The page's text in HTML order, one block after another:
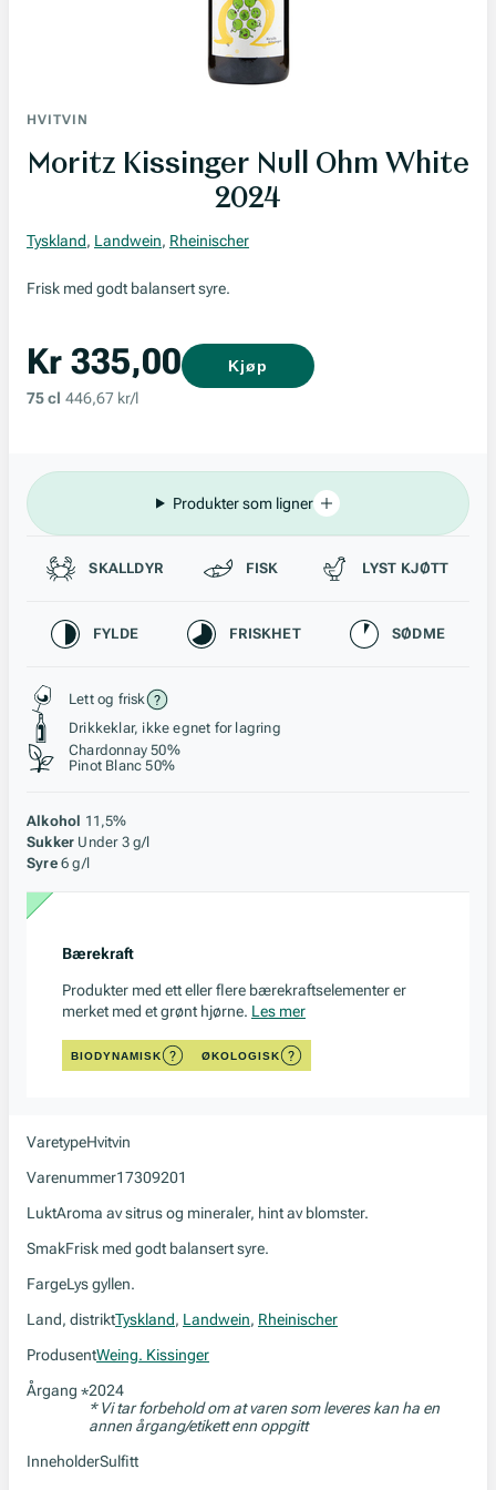
HVITVIN
Moritz Kissinger Null Ohm White
2024
Tyskland, Landwein, Rheinischer
Frisk med godt balansert syre.
Kr 335,00
75 cl 446,67 kr/l
Kjøp
Produkter som ligner
Passer til
SKALLDYR FISK LYST KJØTT
Karakteristikk
FYLDE FRISKHET SØDME
Stil, lagring og råstoff
Lett og frisk
Drikkeklar, ikke egnet for lagring
Chardonnay 50%
Pinot Blanc 50%
Alkohol 11,5%
Sukker Under 3 g/l
Syre 6 g/l
Bærekraft
Produkter med ett eller flere bærekraftselementer er
merket med et grønt hjørne. Les mer
BIODYNAMISK ØKOLOGISK
VaretypeHvitvin
Varenummer17309201
LuktAroma av sitrus og mineraler, hint av blomster.
SmakFrisk med godt balansert syre.
FargeLys gyllen.
Land, distriktTyskland, Landwein, Rheinischer
ProdusentWeing. Kissinger
Årgang *2024
* Vi tar forbehold om at varen som leveres kan ha en
annen årgang/etikett enn oppgitt
InneholderSulfitt